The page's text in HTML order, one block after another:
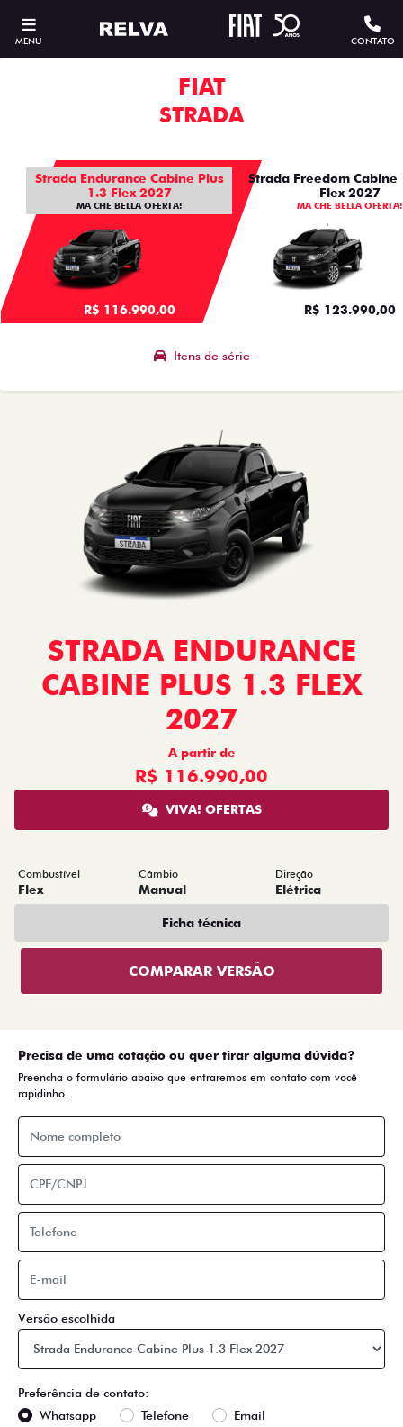
MENU CONTATO
FIAT
STRADA
Strada Endurance Cabine Plus
1.3 Flex 2027
MA CHE BELLA OFERTA!
R$ 116.990,00
Strada Freedom Cabine
Flex 2027
MA CHE BELLA OFERTA!
R$ 123.990,00
Itens de série
STRADA ENDURANCE
CABINE PLUS 1.3 FLEX
2027
A partir de
R$ 116.990,00
VIVA! OFERTAS
Combustível
Flex
Câmbio
Manual
Direção
Elétrica
Ficha técnica
COMPARAR VERSÃO
Precisa de uma cotação ou quer tirar alguma dúvida?
Preencha o formulário abaixo que entraremos em contato com você
rapidinho.
Versão escolhida
Preferência de contato:
Whatsapp
Telefone Email